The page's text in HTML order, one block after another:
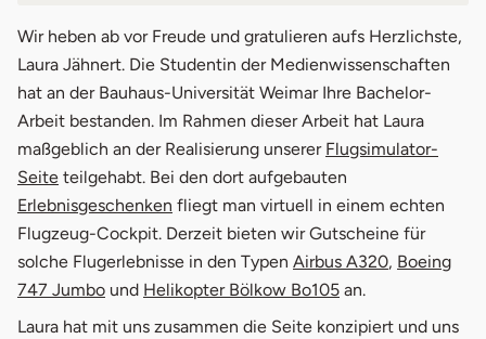
Wir heben ab vor Freude und gratulieren aufs Herzlichste,
Laura Jähnert. Die Studentin der Medienwissenschaften
hat an der Bauhaus-Universität Weimar Ihre Bachelor-
Arbeit bestanden. Im Rahmen dieser Arbeit hat Laura
maßgeblich an der Realisierung unserer Flugsimulator-
Seiteöffnet in neuem Fenster
teilgehabt. Bei den dort aufgebauten
Erlebnisgeschenken öffnet in neuem Fenster
fliegt man virtuell in einem echten
Flugzeug-Cockpit. Derzeit bieten wir Gutscheine für
solche Flugerlebnisse in den Typen Airbus A320öffnet in
, Boeing
747 Jumboöffnet in neuem Fenster
und Helikopter Bölkow Bo105öffnet in neuem
an.
Laura hat mit uns zusammen die Seite konzipiert und uns